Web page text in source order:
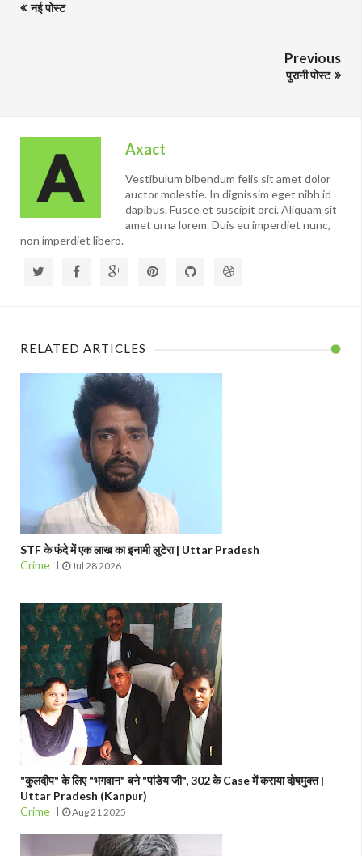
नई पोस्ट
Previous
पुरानी पोस्ट
Axact
Vestibulum bibendum felis sit amet dolor
auctor molestie. In dignissim eget nibh id
dapibus. Fusce et suscipit orci. Aliquam sit
amet urna lorem. Duis eu imperdiet nunc,
non imperdiet libero.
RELATED ARTICLES
STF के फंदे में एक लाख का इनामी लुटेरा | Uttar Pradesh
Crime
Jul 28 2026
"कुलदीप" के लिए "भगवान" बने "पांडेय जी", 302 के Case में कराया दोषमुक्त |
Uttar Pradesh (Kanpur)
Crime
Aug 21 2025